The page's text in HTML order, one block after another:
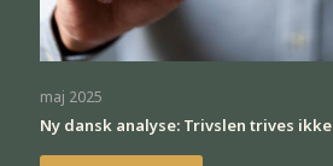
maj 2025
Ny dansk analyse: Trivslen trives ikke